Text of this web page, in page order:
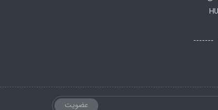
تماس: صبح ها: 8 الی 13 -------
عضویت